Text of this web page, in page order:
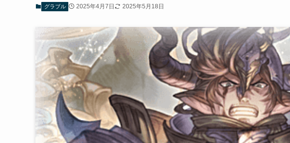
グラブル 2025年4月7日 2025年5月18日